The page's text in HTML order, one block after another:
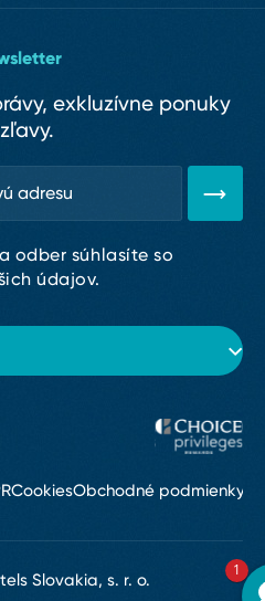
exkluzívne ponuky
odber súhlasíte so
údajov.
CookiesObchodné podmienky
Slovakia, s. r. o.
1